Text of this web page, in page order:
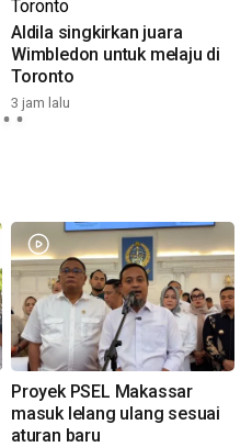
Aldila singkirkan juara
Wimbledon untuk melaju di
Toronto
3 jam lalu
Proyek PSEL Makassar
masuk lelang ulang sesuai
aturan baru